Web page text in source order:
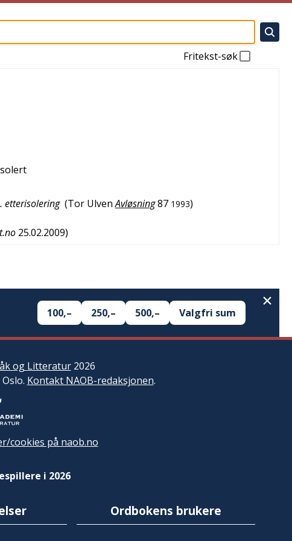
Fritekst-søk
etterisolering (Tor Ulven Avløsning87 1993)
25.02.2009)
100,– 250,– 500,– Valgfri sum
og Litteratur2026
Kontakt NAOB-redaksjonen.
cookies på naob.no
i 2026
Ordbokens brukere